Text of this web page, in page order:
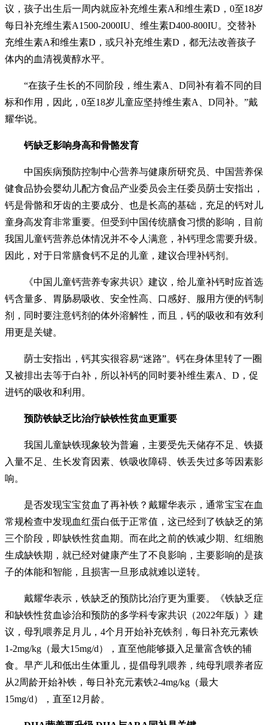
议，孩子出生后一周内就应补充维生素A和维生素D，0至18岁
每日补充维生素A1500-2000IU、维生素D400-800IU。交替补
充维生素A和维生素D，或只补充维生素D，都无法改善孩子
体内的血清视黄醇水平。
“在孩子生长的不同阶段，维生素A、D同补有着不同的目
标和作用，因此，0至18岁儿童应坚持维生素A、D同补。”戴
耀华说。
钙缺乏影响身高和骨骼发育
中国疾病预防控制中心营养与健康所研究员、中国营养保
健食品协会婴幼儿配方食品产业委员会主任委员荫士安指出，
钙是骨骼和牙齿的主要成分、也是长高的基础，充足的钙对儿
童身高发育非常重要。但受到中国传统膳食习惯的影响，目前
我国儿童钙营养总体情况并不令人满意，补钙理念需要升级。
因此，对于日常膳食钙不足的儿童，建议合理补钙剂。
《中国儿童钙营养专家共识》建议，给儿童补钙时应首选
钙含量多、胃肠易吸收、安全性高、口感好、服用方便的钙制
剂，同时要注意钙剂的体外溶解性，而且，钙的吸收和有效利
用更是关键。
荫士安指出，钙其实很容易“迷路”。钙在身体里转了一圈
又被排出去等于白补，所以补钙的同时要补维生素A、D，促
进钙的吸收和利用。
预防铁缺乏比治疗缺铁性贫血更重要
我国儿童缺铁现象较为普遍，主要受先天储存不足、铁摄
入量不足、生长发育因素、铁吸收障碍、铁丢失过多等因素影
响。
是否发现宝宝贫血了再补铁？戴耀华表示，通常宝宝在血
常规检查中发现血红蛋白低于正常值，这已经到了铁缺乏的第
三个阶段，即缺铁性贫血期。而在此之前的铁减少期、红细胞
生成缺铁期，就已经对健康产生了不良影响，主要影响的是孩
子的体能和智能，且损害一旦形成就难以逆转。
戴耀华表示，铁缺乏的预防比治疗更为重要。《铁缺乏症
和缺铁性贫血诊治和预防的多学科专家共识（2022年版）》建
议，母乳喂养足月儿，4个月开始补充铁剂，每日补充元素铁
1-2mg/kg（最大15mg/d），直至他能够摄入足量富含铁的辅
食。早产儿和低出生体重儿，提倡母乳喂养，纯母乳喂养者应
从2周龄开始补铁，每日补充元素铁2-4mg/kg（最大
15mg/d），直至12月龄。